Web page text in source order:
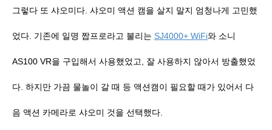
그렇다 또 샤오미다. 샤오미 액션 캠을 살지 말지 엄청나게 고민했
었다. 기존에 일명 짭프로라고 불리는 SJ4000+ WiFi와 소니
AS100 VR을 구입해서 사용했었고, 잘 사용하지 않아서 방출했었
다. 하지만 가끔 물놀이 갈 때 등 액션캠이 필요할 때가 있어서 다
음 액션 카메라로 샤오미 것을 선택했다.